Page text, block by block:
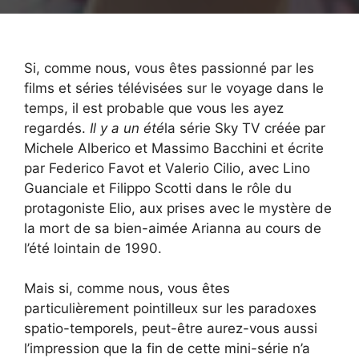
Si, comme nous, vous êtes passionné par les
films et séries télévisées sur le voyage dans le
temps, il est probable que vous les ayez
regardés. Il y a un étéla série Sky TV créée par
Michele Alberico et Massimo Bacchini et écrite
par Federico Favot et Valerio Cilio, avec Lino
Guanciale et Filippo Scotti dans le rôle du
protagoniste Elio, aux prises avec le mystère de
la mort de sa bien-aimée Arianna au cours de
l’été lointain de 1990.
Mais si, comme nous, vous êtes
particulièrement pointilleux sur les paradoxes
spatio-temporels, peut-être aurez-vous aussi
l’impression que la fin de cette mini-série n’a